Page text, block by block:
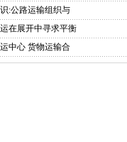
:公路运输组织与
在展开中寻求平衡
中心 货物运输合